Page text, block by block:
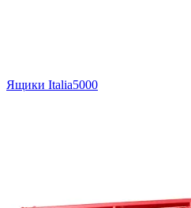
Ящики Italia5000